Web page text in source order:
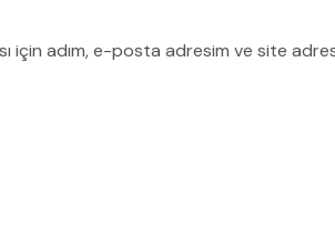
için adım, e-posta adresim ve site